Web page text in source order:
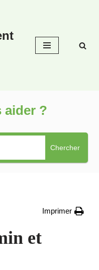
aider ?
Chercher
Imprimer
et